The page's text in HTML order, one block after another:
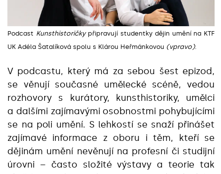
Podcast Kunsthistoričkypřipravují studentky dějin umění na KTF
UK Adéla Šatalíková spolu s Klárou Heřmánkovou (vpravo).
V podcastu, který má za sebou šest epizod,
se věnují současné umělecké scéně, vedou
rozhovory s kurátory, kunsthistoriky, umělci
a dalšími zajímavými osobnostmi pohybujícími
se na poli umění. S lehkostí se snaží přinášet
zajímavé informace z oboru i těm, kteří se
dějinám umění nevěnují na profesní či studijní
úrovni – často složité výstavy a teorie tak